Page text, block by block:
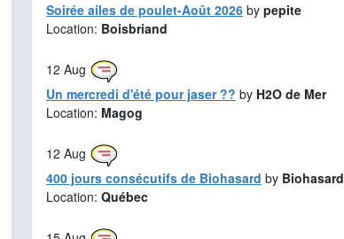
Soirée ailes de poulet-Août 2026 by pepite
Location: Boisbriand
12 Aug
Un mercredi d'été pour jaser ?? by H2O de Mer
Location: Magog
12 Aug
400 jours consécutifs de Biohasard by Biohasard
Location: Québec